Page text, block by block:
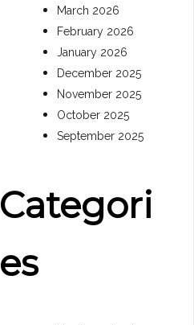
March 2026
February 2026
January 2026
December 2025
November 2025
October 2025
September 2025
Categori
es